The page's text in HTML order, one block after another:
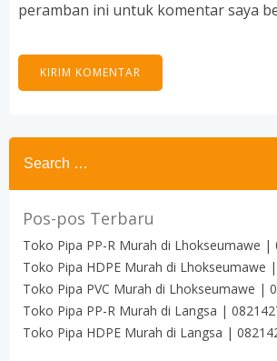
peramban ini untuk komentar saya
Search
for:
Pos-pos Terbaru
Toko Pipa PP-R Murah di Lhokseumawe |
Toko Pipa HDPE Murah di Lhokseumawe
Toko Pipa PVC Murah di Lhokseumawe |
Toko Pipa PP-R Murah di Langsa |
Toko Pipa HDPE Murah di Langsa |